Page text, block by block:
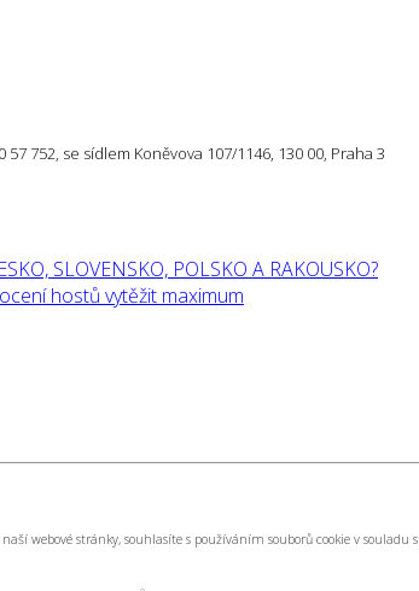
webové stránky, souhlasíte s používáním souborů cookie v souladu s
752, se sídlem Koněvova 107/1146, 130 00, Praha 3
SLOVENSKO, POLSKO A RAKOUSKO?
hostů vytěžit maximum